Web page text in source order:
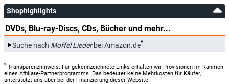
Shophighlights
DVDs, Blu-ray-Discs, CDs, Bücher und mehr...
Suche nach Moffel Liederbei Amazon.de*
* Transparenzhinweis: Für gekennzeichnete Links erhalten wir Provisionen im Rahmen
eines Affiliate-Partnerprogramms. Das bedeutet keine Mehrkosten für Käufer,
unterstützt uns aber bei der Finanzierung dieser Website.